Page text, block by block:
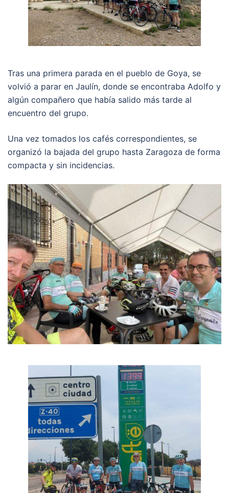
Tras una primera parada en el pueblo de Goya, se
volvió a parar en Jaulín, donde se encontraba Adolfo y
algún compañero que había salido más tarde al
encuentro del grupo.
Una vez tomados los cafés correspondientes, se
organizó la bajada del grupo hasta Zaragoza de forma
compacta y sin incidencias.